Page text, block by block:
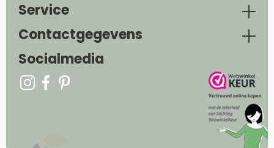
Service
Contactgegevens
Socialmedia